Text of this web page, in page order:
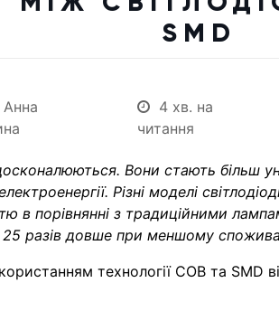
SMD
4 хв. на
читання
Вони стають більш
Різні моделі
в порівнянні з традиційними
разів довше при меншому
технології COB та SMD